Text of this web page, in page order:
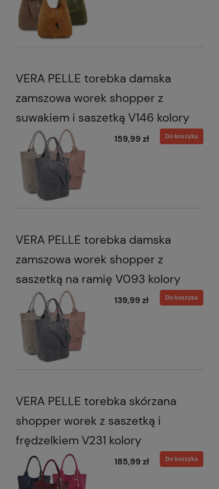
VERA PELLE torebka damska
zamszowa worek shopper z
suwakiem i saszetką V146 kolory
159,99 zł Do koszyka
VERA PELLE torebka damska
zamszowa worek shopper z
saszetką na ramię V093 kolory
139,99 zł Do koszyka
VERA PELLE torebka skórzana
shopper worek z saszetką i
frędzelkiem V231 kolory
185,99 zł Do koszyka